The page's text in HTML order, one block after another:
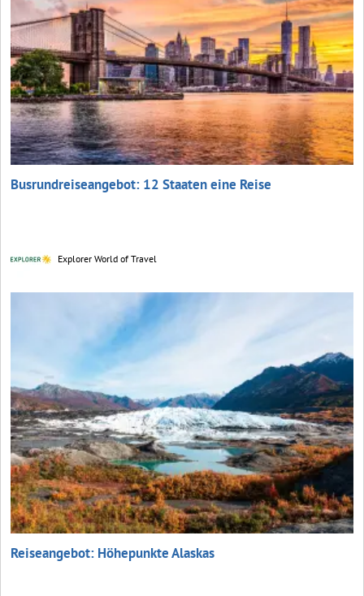
Busrundreiseangebot: 12 Staaten eine Reise
Explorer World of Travel
Reiseangebot: Höhepunkte Alaskas